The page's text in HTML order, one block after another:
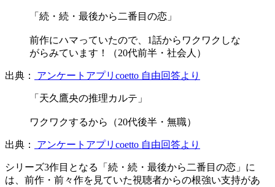
「続・続・最後から二番目の恋」
前作にハマっていたので、1話からワクワクしな
がらみています！（20代前半・社会人）
出典： アンケートアプリcoetto 自由回答より
「天久鷹央の推理カルテ」
ワクワクするから（20代後半・無職）
出典： アンケートアプリcoetto 自由回答より
シリーズ3作目となる「続・続・最後から二番目の恋」に
は、前作・前々作を見ていた視聴者からの根強い支持があ